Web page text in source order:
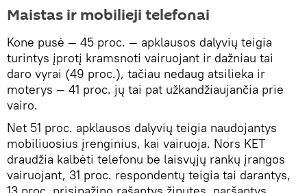
Maistas ir mobilieji telefonai
Kone pusė ― 45 proc. ― apklausos dalyvių teigia
turintys įprotį kramsnoti vairuojant ir dažniau tai
daro vyrai (49 proc.), tačiau nedaug atsilieka ir
moterys ― 41 proc. jų tai pat užkandžiaujančia prie
vairo.
Net 51 proc. apklausos dalyvių teigia naudojantys
mobiliuosius įrenginius, kai vairuoja. Nors KET
draudžia kalbėti telefonu be laisvųjų rankų įrangos
vairuojant, 31 proc. respondentų teigia tai darantys,